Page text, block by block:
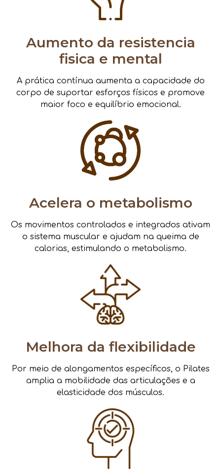
Aumento da resistencia
fisica e mental
A prática contínua aumenta a capacidade do
corpo de suportar esforços físicos e promove
maior foco e equilíbrio emocional.
Acelera o metabolismo
Os movimentos controlados e integrados ativam
o sistema muscular e ajudam na queima de
calorias, estimulando o metabolismo.
Melhora da flexibilidade
Por meio de alongamentos específicos, o Pilates
amplia a mobilidade das articulações e a
elasticidade dos músculos.